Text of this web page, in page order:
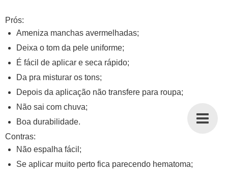
Prós:
Ameniza manchas avermelhadas;
Deixa o tom da pele uniforme;
É fácil de aplicar e seca rápido;
Da pra misturar os tons;
Depois da aplicação não transfere para roupa;
Não sai com chuva;
Boa durabilidade.
Contras:
Não espalha fácil;
Se aplicar muito perto fica parecendo hematoma;